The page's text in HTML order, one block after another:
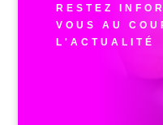
RESTEZ
VOUS AU
L'ACTUALITÉ